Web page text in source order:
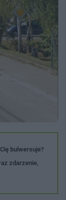
bulwersuje?
zdarzenie,